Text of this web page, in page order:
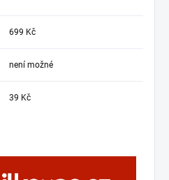
699 Kč
není možné
39 Kč